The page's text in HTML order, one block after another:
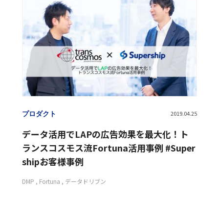
プロダクト 2019.04.25
データ活用でLAPの広告効果を最大化！ト
ランスコスモス流Fortuna活用事例 #Super
shipお客様事例
DMP Fortuna データドリブン